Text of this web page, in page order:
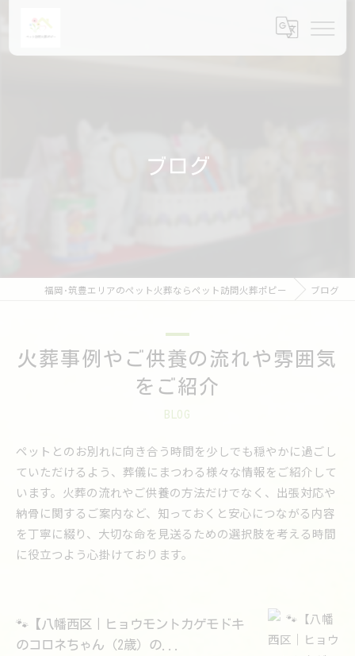
ブログ
福岡･筑豊エリアのペット火葬ならペット訪問火葬ポピー ブログ
火葬事例やご供養の流れや雰囲気
をご紹介
BLOG
ペットとのお別れに向き合う時間を少しでも穏やかに過ごし
ていただけるよう、葬儀にまつわる様々な情報をご紹介して
います。火葬の流れやご供養の方法だけでなく、出張対応や
納骨に関するご案内など、知っておくと安心につながる内容
を丁寧に綴り、大切な命を見送るための選択肢を考える時間
に役立つよう心掛けております。
🐾【八幡西区｜ヒョウモントカゲモドキ
のコロネちゃん（2歳）の...